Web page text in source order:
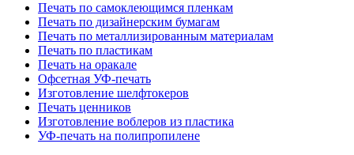
Печать по самоклеющимся пленкам
Печать по дизайнерским бумагам
Печать по металлизированным материалам
Печать по пластикам
Печать на оракале
Офсетная УФ-печать
Изготовление шелфтокеров
Печать ценников
Изготовление воблеров из пластика
УФ-печать на полипропилене